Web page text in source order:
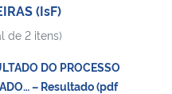
(IsF)
de 2 itens)
DO PROCESSO
– Resultado (pdf